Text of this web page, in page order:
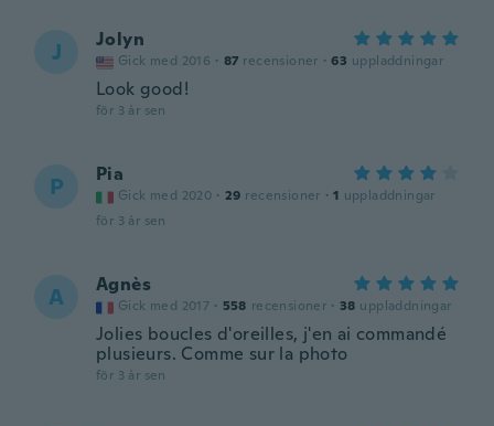
J Jolyn
Gick med 2016 · 87 recensioner · 63 uppladdningar
Look good!
för 3 år sen
P Pia
Gick med 2020 · 29 recensioner · 1 uppladdningar
för 3 år sen
A Agnès
Gick med 2017 · 558 recensioner · 38 uppladdningar
Jolies boucles d'oreilles, j'en ai commandé
plusieurs. Comme sur la photo
för 3 år sen